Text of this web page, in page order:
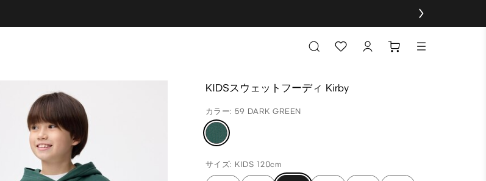
KIDSスウェットフーディ Kirby
カラー: 59 DARK GREEN
サイズ: KIDS 120cm